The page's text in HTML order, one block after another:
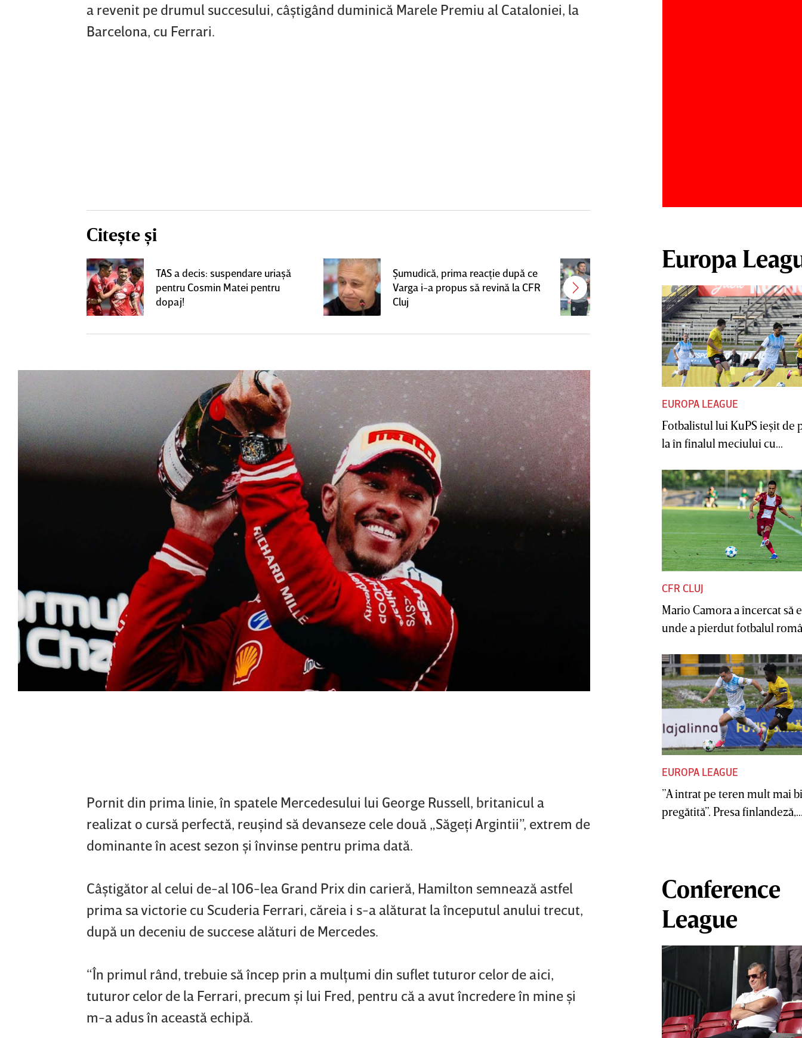
a revenit pe drumul succesului, câştigând duminică Marele Premiu al Cataloniei, la
Barcelona, cu Ferrari.
Citește și
TAS a decis: suspendare uriaşă
pentru Cosmin Matei pentru
dopaj!
Şumudică, prima reacţie după ce
Varga i-a propus să revină la CFR
Cluj
Antonio Folha urmează să fie
demis! Încă un nume mare de la
CFR Cluj ar putea fi OUT
Pornit din prima linie, în spatele Mercedesului lui George Russell, britanicul a
realizat o cursă perfectă, reuşind să devanseze cele două „Săgeţi Argintii”, extrem de
dominante în acest sezon şi învinse pentru prima dată.
Câştigător al celui de-al 106-lea Grand Prix din carieră, Hamilton semnează astfel
prima sa victorie cu Scuderia Ferrari, căreia i s-a alăturat la începutul anului trecut,
după un deceniu de succese alături de Mercedes.
“În primul rând, trebuie să încep prin a mulţumi din suflet tuturor celor de aici,
tuturor celor de la Ferrari, precum şi lui Fred, pentru că a avut încredere în mine şi
m-a adus în această echipă.
Europa
EUROPA LEAGUE
Fotbalistul lui KuPS ieşit de
la în finalul meciului cu...
CFR CLUJ
Mario Camora a încercat să
unde a pierdut fotbalul
EUROPA LEAGUE
”A intrat pe teren mult mai
pregătită”. Presa
Conference
League